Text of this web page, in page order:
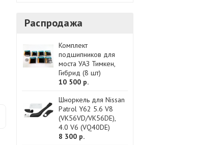
Распродажа
Комплект
подшипников для
моста УАЗ Тимкен,
Гибрид (8 шт)
10 500 р.
Шноркель для Nissan
Patrol Y62 5.6 V8
(VK56VD/VK56DE),
4.0 V6 (VQ40DE)
8 300 р.